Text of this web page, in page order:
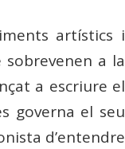
artístics i
a la
a escriure el
governa el seu
d’entendre